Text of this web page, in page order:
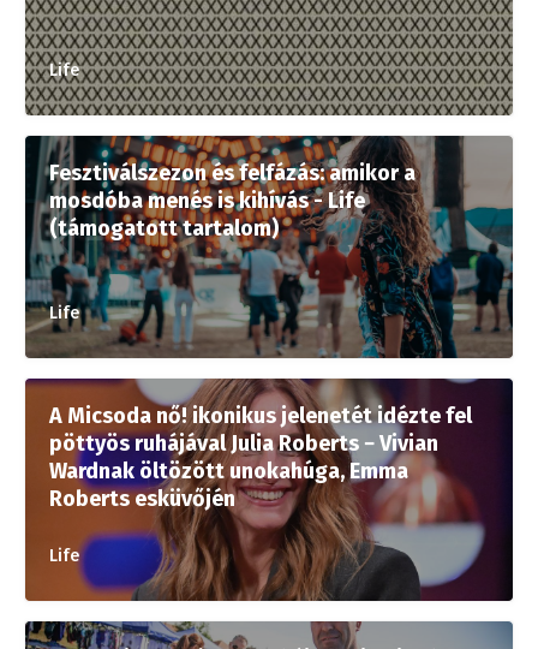
Life
Fesztiválszezon és felfázás: amikor a
mosdóba menés is kihívás - Life
(támogatott tartalom)
Life
A Micsoda nő! ikonikus jelenetét idézte fel
pöttyös ruhájával Julia Roberts − Vivian
Wardnak öltözött unokahúga, Emma
Roberts esküvőjén
Life